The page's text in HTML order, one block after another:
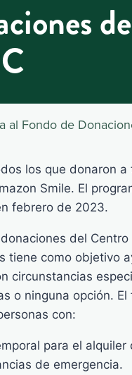
de
al Fondo de
los que donaron a
Smile. El
febrero de 2023.
del Centro
tiene como objetivo
circunstancias
o ninguna opción. El
con:
para el alquiler
de emergencia.